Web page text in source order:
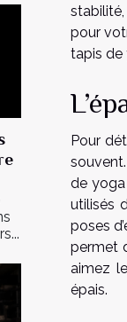
pour
tapis de
Pour
de
utilisés
poses
permet
aimez
épais.